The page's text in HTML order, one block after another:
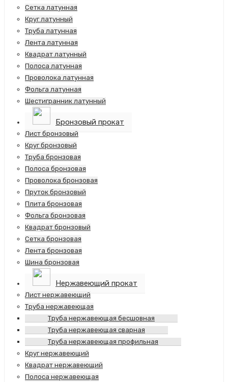
Сетка латунная
Круг латунный
Труба латунная
Лента латунная
Квадрат латунный
Полоса латунная
Проволока латунная
Фольга латунная
Шестигранник латунный
Бронзовый прокат
Лист бронзовый
Круг бронзовый
Труба бронзовая
Полоса бронзовая
Проволока бронзовая
Пруток бронзовый
Плита бронзовая
Фольга бронзовая
Квадрат бронзовый
Сетка бронзовая
Лента бронзовая
Шина бронзовая
Нержавеющий прокат
Лист нержавеющий
Труба нержавеющая
Труба нержавеющая бесшовная
Труба нержавеющая сварная
Труба нержавеющая профильная
Круг нержавеющий
Квадрат нержавеющий
Полоса нержавеющая